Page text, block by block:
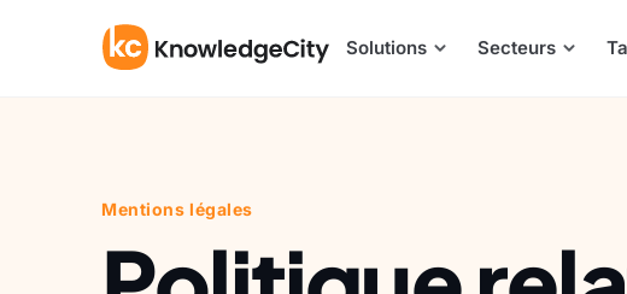
Solutions Secteurs
Mentions légales